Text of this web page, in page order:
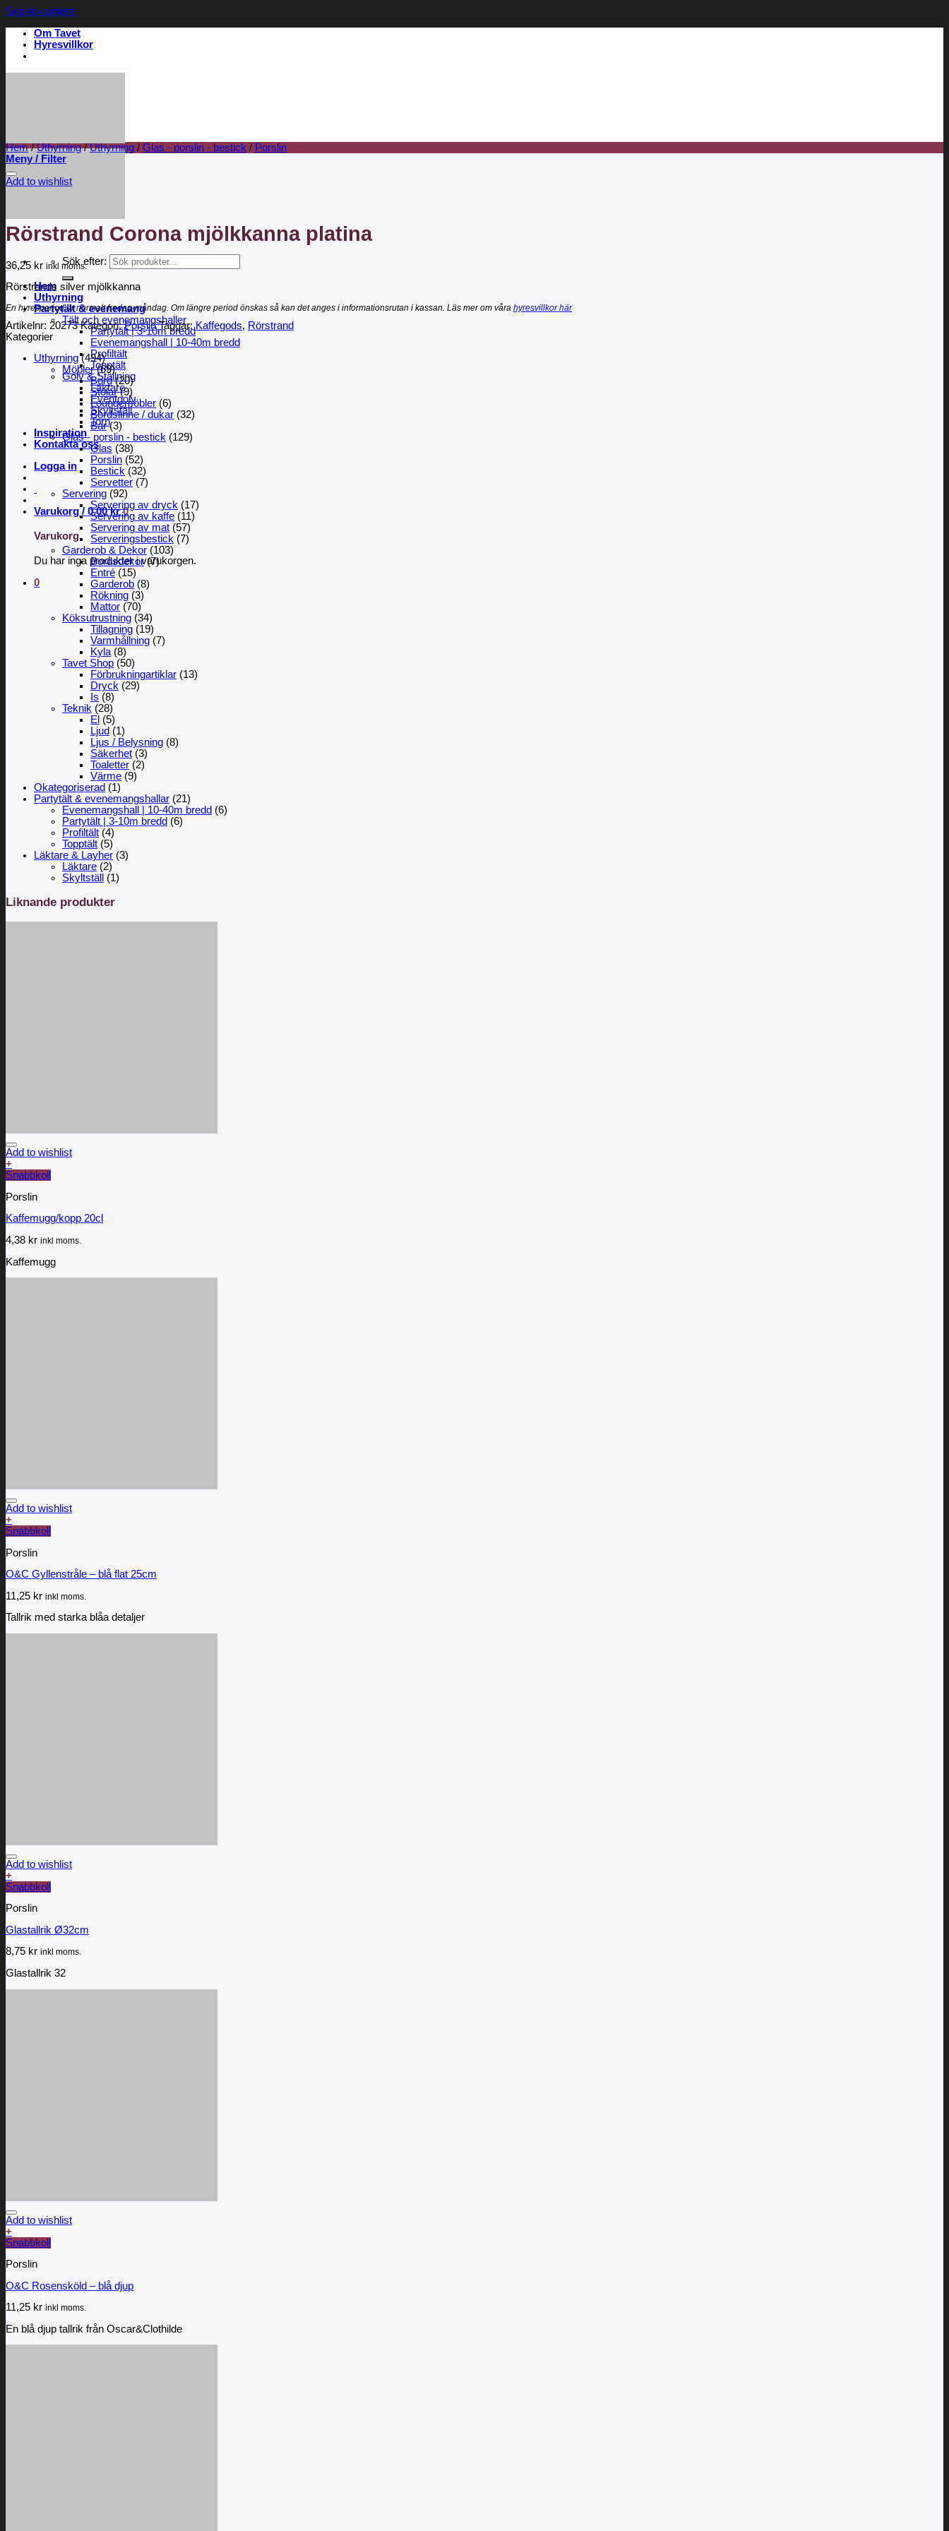
Skip to content
Om Tavet
Hyresvillkor
Sök efter:
Hem
Uthyrning
Partytält & evenemang
Tält och evenemangshaller
Partytält | 3-10m bredd
Evenemangshall | 10-40m bredd
Profiltält
Topptält
Golv & Ställning
Läktare
Eventgolv
Skyltställ
Torn
Inspiration
Kontakta oss
Logga in
Varukorg / 0,00kr 0
Varukorg
Du har inga produkter i varukorgen.
0
Hem / Uthyrning / Uthyrning / Glas - porslin - bestick / Porslin
Meny / Filter
Add to wishlist
Rörstrand Corona mjölkkanna platina
36,25 kr inkl moms.
Rörstrands silver mjölkkanna
En hyresperiod är normalt fredag-måndag. Om längre period önskas så kan det anges i informationsrutan i kassan. Läs mer om våra hyresvillkor här
Artikelnr: 20273 Kategori:Porslin Taggar:Kaffegods, Rörstrand
Kategorier
Uthyrning (494)
Möbler (69)
Bord (20)
Stolar (9)
Loungemöbler (6)
Bordslinne / dukar (32)
Bar (3)
Glas - porslin - bestick (129)
Glas (38)
Porslin (52)
Bestick (32)
Servetter (7)
Servering (92)
Servering av dryck (17)
Servering av kaffe (11)
Servering av mat (57)
Serveringsbestick (7)
Garderob & Dekor (103)
Bordsdekor (7)
Entré (15)
Garderob (8)
Rökning (3)
Mattor (70)
Köksutrustning (34)
Tillagning (19)
Varmhållning (7)
Kyla (8)
Tavet Shop (50)
Förbrukningartiklar (13)
Dryck (29)
Is (8)
Teknik (28)
El (5)
Ljud (1)
Ljus / Belysning (8)
Säkerhet (3)
Toaletter (2)
Värme (9)
Okategoriserad (1)
Partytält & evenemangshallar (21)
Evenemangshall | 10-40m bredd (6)
Partytält | 3-10m bredd (6)
Profiltält (4)
Topptält (5)
Läktare & Layher (3)
Läktare (2)
Skyltställ
(1)
Liknande produkter
Add to wishlist
+
Snabbkoll
Porslin
Kaffemugg/kopp 20cl
4,38 kr inkl moms.
Kaffemugg
Add to wishlist
+
Snabbkoll
Porslin
O&C Gyllenstråle – blå flat 25cm
11,25 kr inkl moms.
Tallrik med starka blåa detaljer
Add to wishlist
+
Snabbkoll
Porslin
Glastallrik Ø32cm
8,75 kr inkl moms.
Glastallrik 32
Add to wishlist
+
Snabbkoll
Porslin
O&C Rosensköld – blå djup
11,25 kr inkl moms.
En blå djup tallrik från Oscar&Clothilde